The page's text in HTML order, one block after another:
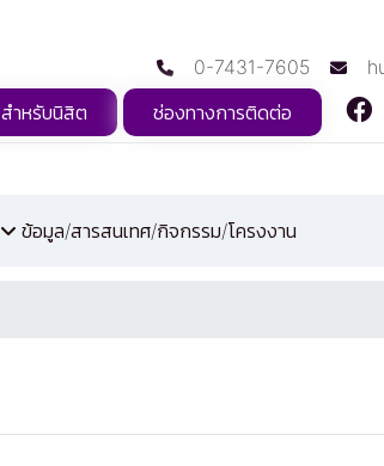
0-7431-7605
สำหรับนิสิต ช่องทางการติดต่อ
ข้อมูล/สารสนเทศ/กิจกรรม/โครงงาน